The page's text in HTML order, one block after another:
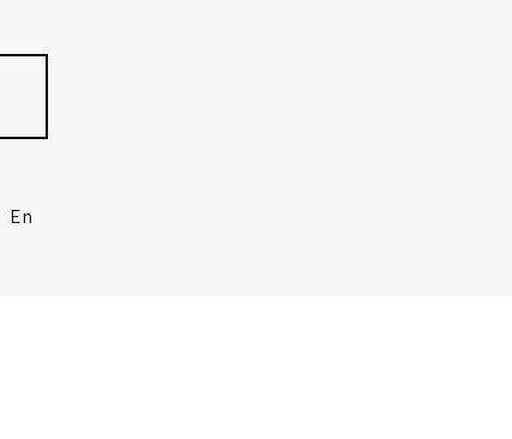
En